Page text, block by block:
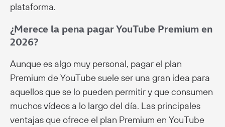
plataforma.
¿Merece la pena pagar YouTube Premium en
2026?
Aunque es algo muy personal, pagar el plan
Premium de YouTube suele ser una gran idea para
aquellos que se lo pueden permitir y que consumen
muchos vídeos a lo largo del día. Las principales
ventajas que ofrece el plan Premium en YouTube